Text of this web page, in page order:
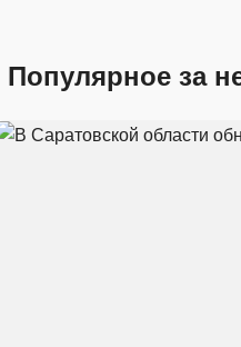
Популярное за